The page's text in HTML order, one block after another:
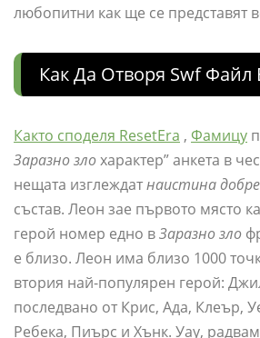
любопитни как ще се представят
Как Да Отворя Swf Файл
Както споделя ResetEra , Фамицу
Заразно злохарактер” анкета в
нещата изглеждатнаистина добре
състав. Леон зае първото място
герой номер едно вЗаразно зло
е близо. Леон има близо 1000
втория най-популярен герой:
последвано от Крис, Ада, Клеър,
Ребека, Пиърс и Хънк. Уау,